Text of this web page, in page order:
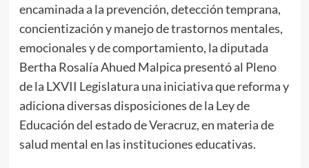
encaminada a la prevención, detección temprana,
concientización y manejo de trastornos mentales,
emocionales y de comportamiento, la diputada
Bertha Rosalía Ahued Malpica presentó al Pleno
de la LXVII Legislatura una iniciativa que reforma y
adiciona diversas disposiciones de la Ley de
Educación del estado de Veracruz, en materia de
salud mental en las instituciones educativas.